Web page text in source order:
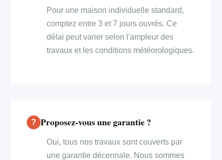
Pour une maison individuelle standard,
comptez entre 3 et 7 jours ouvrés. Ce
délai peut varier selon l'ampleur des
travaux et les conditions météorologiques.
Proposez-vous une garantie ?
Oui, tous nos travaux sont couverts par
une garantie décennale. Nous sommes